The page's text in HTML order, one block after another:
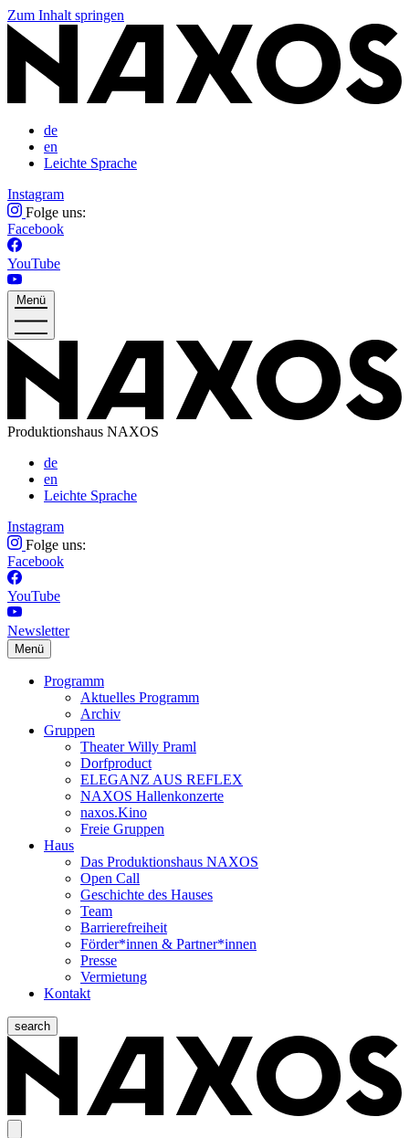
Zum Inhalt springen
de
en
Leichte Sprache
Instagram
Folge uns:
Facebook
YouTube
Menü
Produktionshaus NAXOS
de
en
Leichte Sprache
Instagram
Folge uns:
Facebook
YouTube
Newsletter
Menü
Programm
Aktuelles Programm
Archiv
Gruppen
Theater Willy Praml
Dorfproduct
ELEGANZ AUS REFLEX
NAXOS Hallenkonzerte
naxos.Kino
Freie Gruppen
Haus
Das Produktionshaus NAXOS
Open Call
Geschichte des Hauses
Team
Barrierefreiheit
Förder*innen & Partner*innen
Presse
Vermietung
Kontakt
search